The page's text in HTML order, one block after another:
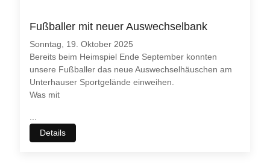
Fußballer mit neuer Auswechselbank
Sonntag, 19. Oktober 2025
Bereits beim Heimspiel Ende September konnten
unsere Fußballer das neue Auswechselhäuschen am
Unterhauser Sportgelände einweihen.
Was mit
...
Details